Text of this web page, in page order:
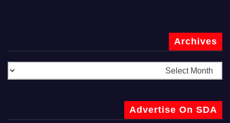
Archives
Advertise On SDA